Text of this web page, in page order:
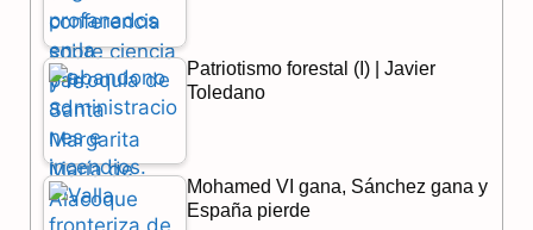
Patriotismo forestal (I) | Javier
Toledano
Mohamed VI gana, Sánchez gana y
España pierde